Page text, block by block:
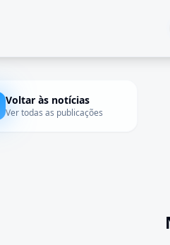
Voltar às notícias
Ver todas as publicações